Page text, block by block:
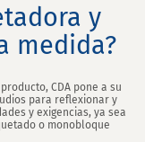
y
medida?
CDA pone a su
para reflexionar y
y exigencias, ya sea
o monobloque